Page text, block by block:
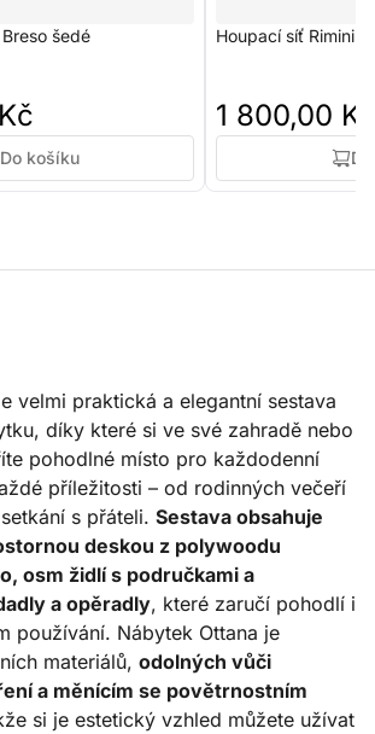
šedé
Do košíku
Houpací síť Rimini
1 800,00
velmi praktická a elegantní sestava
díky které si ve své zahradě nebo
pohodlné místo pro každodenní
příležitosti – od rodinných večeří
s přáteli. Sestava obsahuje
deskou z polywoodu
osm židlí s područkami a
a opěradly, které zaručí pohodlí i
používání. Nábytek Ottana je
materiálů, odolných vůči
a měnícím se povětrnostním
si je estetický vzhled můžete užívat